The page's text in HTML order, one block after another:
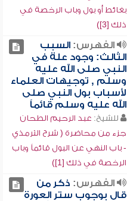
بغائط أو بول وباب الرخصة في
ذلك [3])
الفهرس:السبب
الثالث: وجود علة في
النبي صلى الله عليه
وسلم , توجيهات العلماء
لأسباب بول النبي صلى
الله عليه وسلم قائماً
للشيخ: عبد الرحيم الطحان
جزء من محاضرة ( شرح الترمذي
- باب النهي عن البول قائماً وباب
الرخصة في ذلك [1])
الفهرس: ذكر من
قال بوجوب ستر العورة